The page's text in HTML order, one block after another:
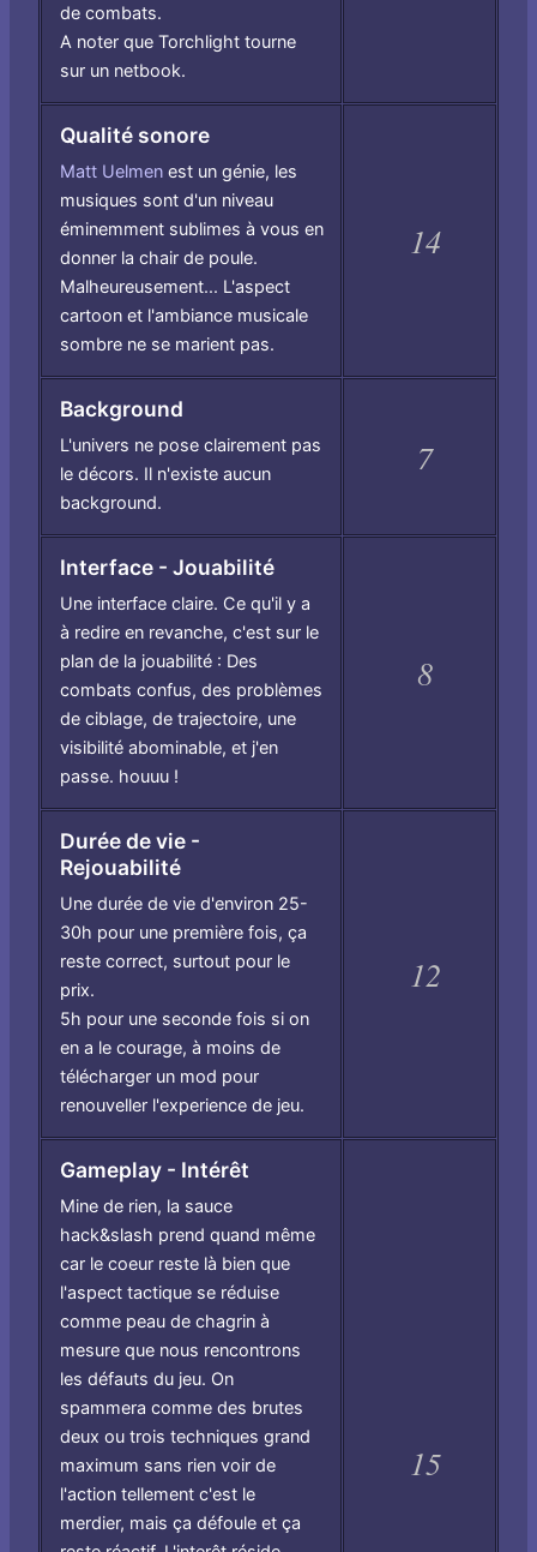
de combats.
A noter que Torchlight tourne
sur un netbook.
Qualité sonore
Matt Uelmenest un génie, les
musiques sont d'un niveau
éminemment sublimes à vous en
donner la chair de poule.
Malheureusement... L'aspect
cartoon et l'ambiance musicale
sombre ne se marient pas.
14
Background
L'univers ne pose clairement pas
le décors. Il n'existe aucun
background.
7
Interface - Jouabilité
Une interface claire. Ce qu'il y a
à redire en revanche, c'est sur le
plan de la jouabilité : Des
combats confus, des problèmes
de ciblage, de trajectoire, une
visibilité abominable, et j'en
passe. houuu !
8
Durée de vie -
Rejouabilité
Une durée de vie d'environ 25-
30h pour une première fois, ça
reste correct, surtout pour le
prix.
5h pour une seconde fois si on
en a le courage, à moins de
télécharger un mod pour
renouveller l'experience de jeu.
12
Gameplay - Intérêt
Mine de rien, la sauce
hack&slash prend quand même
car le coeur reste là bien que
l'aspect tactique se réduise
comme peau de chagrin à
mesure que nous rencontrons
les défauts du jeu. On
spammera comme des brutes
deux ou trois techniques grand
maximum sans rien voir de
l'action tellement c'est le
merdier, mais ça défoule et ça
15